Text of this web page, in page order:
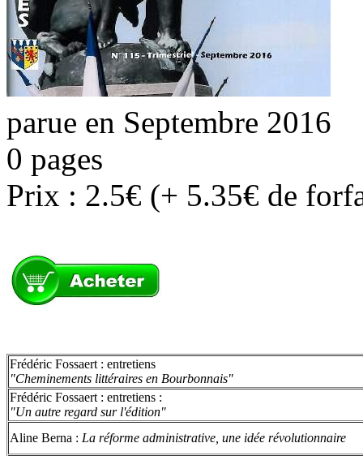
parue en Septembre 2016
0 pages
Prix : 2.5€ (+ 5.35€ de
Frédéric Fossaert : entretiens
"Cheminements littéraires en Bourbonnais"
Frédéric Fossaert : entretiens :
"Un autre regard sur l'édition"
Aline Berna : La réforme administrative, une idée révolutionnaire